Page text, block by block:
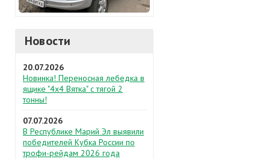
Новости
20.07.2026
Новинка! Переносная лебедка в
ящике "4х4 Вятка" с тягой 2
тонны!
07.07.2026
В Республике Марий Эл выявили
победителей Кубка России по
трофи-рейдам 2026 года